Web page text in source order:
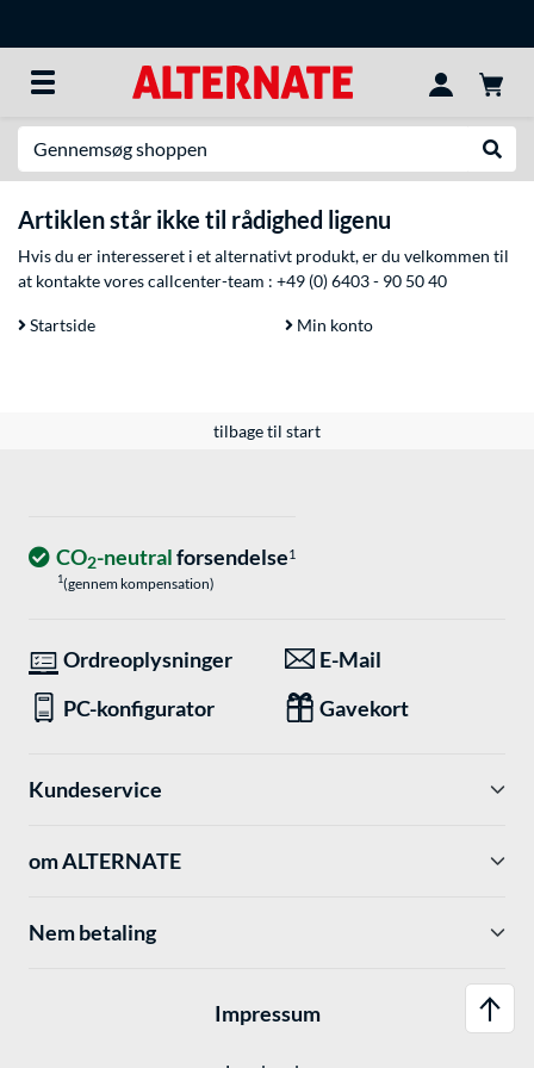
Artiklen står ikke til rådighed ligenu
Hvis du er interesseret i et alternativt produkt, er du velkommen til
at kontakte vores callcenter-team : +49 (0) 6403 - 90 50 40
Startside Min konto
tilbage til start
CO2-neutralforsendelse1
1(gennem kompensation)
Ordreoplysninger
E-Mail
PC-konfigurator
Gavekort
Kundeservice
om ALTERNATE
Nem betaling
Impressum